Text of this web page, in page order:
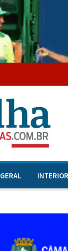
GERAL INTERIOR